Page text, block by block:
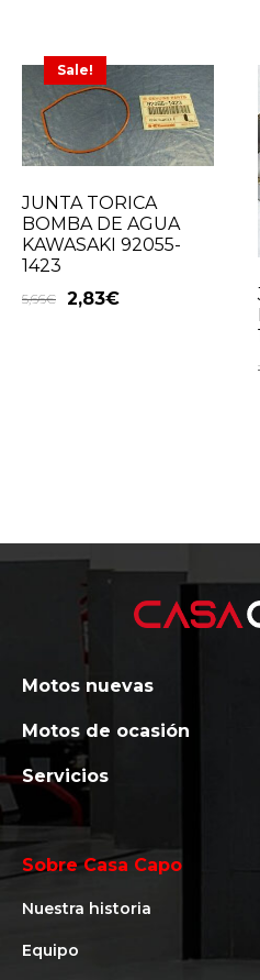
Sale!
JUNTA TORICA
BOMBA DE AGUA
KAWASAKI 92055-
1423
5,66€ 2,83€
Motos nuevas
Motos de ocasión
Servicios
Sobre Casa Capo
Nuestra historia
Equipo